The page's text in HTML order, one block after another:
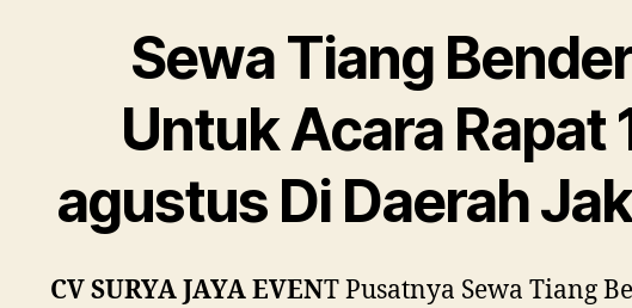
Sewa Tiang
Untuk Acara Rapat
agustus Di Daerah
CV SURYA JAYA EVENT Pusatnya Sewa Tiang